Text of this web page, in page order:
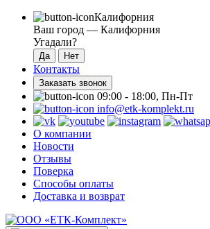
Калифорния
Ваш город — Калифорния
Угадали?
Контакты
Заказать звонок
09:00 - 18:00, Пн-Пт
info@etk-komplekt.ru
О компании
Новости
Отзывы
Поверка
Способы оплаты
Доставка и возврат